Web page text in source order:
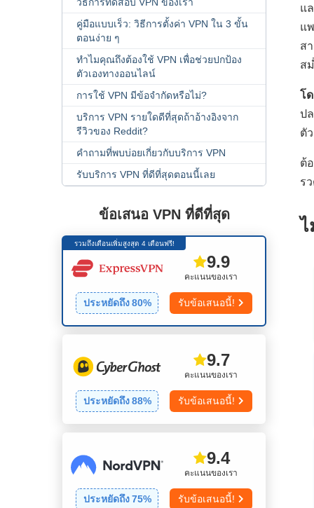
แ
แ
ส
ส
โ
ป
ตั
ต้
ร
ไ
วิธีการทดสอบ VPN ของเรา
คู่มือแบบเร็ว: วิธีการตั้งค่า VPN ใน 3 ขั้น
ตอนง่าย ๆ
ทำไมคุณถึงต้องใช้ VPN เพื่อช่วยปกป้อง
ตัวเองทางออนไลน์
การใช้ VPN มีข้อจำกัดหรือไม่?
บริการ VPN รายใดดีที่สุดถ้าอ้างอิงจาก
รีวิวของ Reddit?
คำถามที่พบบ่อยเกี่ยวกับบริการ VPN
รับบริการ VPN ที่ดีที่สุดตอนนี้เลย
ข้อเสนอ VPN ที่ดีที่สุด
รวมถึงเดือนเพิ่มสูงสุด 4 เดือนฟรี!
คะแนนของเรา
9.9
ประหยัดถึง 80% รับข้อเสนอนี้!
คะแนนของเรา
9.7
ประหยัดถึง 88% รับข้อเสนอนี้!
คะแนนของเรา
9.4
ประหยัดถึง 75% รับข้อเสนอนี้!